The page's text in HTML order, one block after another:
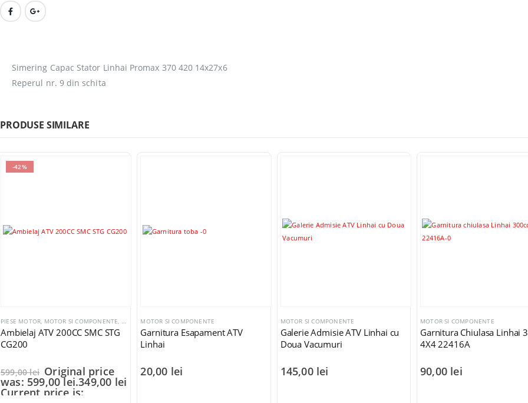
Simering Capac Stator Linhai Promax 370 420 14x27x6
Reperul nr. 9 din schita
PRODUSE SIMILARE
-42%
PIESE MOTOR, MOTOR SI COMPONENTE, BASHAN SHINERAY ZONGSHEN LONCIN
Ambielaj ATV 200CC SMC STG
CG200
599,00lei Original price
was: 599,00 lei.349,00 lei
Current price is:
MOTOR SI COMPONENTE
Garnitura Esapament ATV
Linhai
20,00 lei
MOTOR SI COMPONENTE
Galerie Admisie ATV Linhai cu
Doua Vacumuri
145,00 lei
MOTOR SI COMPONENTE
Garnitura Chiulasa Linhai
4X4 22416A
90,00 lei